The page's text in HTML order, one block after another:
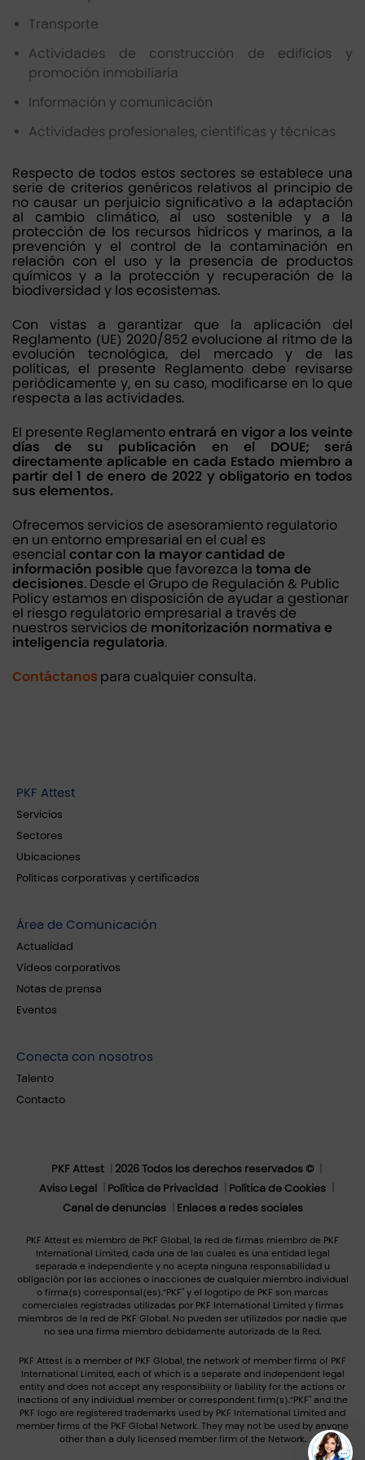
Transporte
Actividades de construcción de edificios y
promoción inmobiliaria
Información y comunicación
Actividades profesionales, científicas y técnicas
Respecto de todos estos sectores se establece una
serie de criterios genéricos relativos al principio de
no causar un perjuicio significativo a la adaptación
al cambio climático, al uso sostenible y a la
protección de los recursos hídricos y marinos, a la
prevención y el control de la contaminación en
relación con el uso y la presencia de productos
químicos y a la protección y recuperación de la
biodiversidad y los ecosistemas.
Con vistas a garantizar que la aplicación del
Reglamento (UE) 2020/852 evolucione al ritmo de la
evolución tecnológica, del mercado y de las
políticas, el presente Reglamento debe revisarse
periódicamente y, en su caso, modificarse en lo que
respecta a las actividades.
El presente Reglamentoentrará en vigor a los veinte
días de su publicación en el DOUE; será
directamente aplicable en cada Estado miembro a
partir del 1 de enero de 2022 y obligatorio en todos
sus elementos.
Ofrecemos servicios de asesoramiento regulatorio
en un entorno empresarial en el cual es
esencial contar con la mayor cantidad de
información posible que favorezca la toma de
decisiones. Desde el Grupo de Regulación & Public
Policy estamos en disposición de ayudar a gestionar
el riesgo regulatorio empresarial a través de
nuestros servicios de monitorización normativa e
inteligencia regulatoria.
Contáctanos para cualquier consulta.
PKF Attest
Servicios
Sectores
Ubicaciones
Políticas corporativas y certificados
Área de Comunicación
Actualidad
Vídeos corporativos
Notas de prensa
Eventos
Conecta con nosotros
Talento
Contacto
PKF Attest
2026 Todos los derechos reservados ©
Aviso Legal
Política de Privacidad
Política de Cookies
Canal de denuncias
Enlaces a redes sociales
PKF Attest es miembro de PKF Global, la red de firmas miembro de PKF
International Limited, cada una de las cuales es una entidad legal
separada e independiente y no acepta ninguna responsabilidad u
obligación por las acciones o inacciones de cualquier miembro individual
o firma(s) corresponsal(es).“PKF" y el logotipo de PKF son marcas
comerciales registradas utilizadas por PKF International Limited y firmas
miembros de la red de PKF Global. No pueden ser utilizados por nadie que
no sea una firma miembro debidamente autorizada de la Red.
PKF Attest is a member of PKF Global, the network of member firms of PKF
International Limited, each of which is a separate and independent legal
entity and does not accept any responsibility or liability for the actions or
inactions of any individual member or correspondent firm(s).“PKF" and the
PKF logo are registered trademarks used by PKF International Limited and
member firms of the PKF Global Network. They may not be used by anyone
other than a duly licensed member firm of the Network.